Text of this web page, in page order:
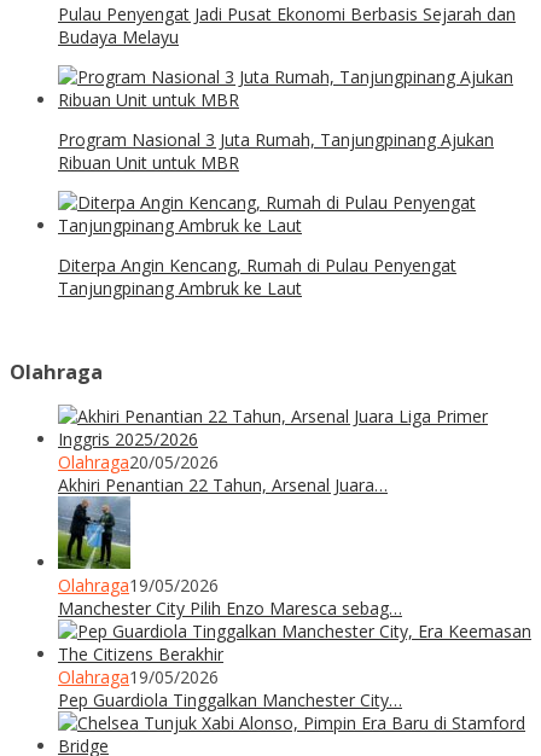
Pulau Penyengat Jadi Pusat Ekonomi Berbasis Sejarah dan
Budaya Melayu
Program Nasional 3 Juta Rumah, Tanjungpinang Ajukan
Ribuan Unit untuk MBR
Diterpa Angin Kencang, Rumah di Pulau Penyengat
Tanjungpinang Ambruk ke Laut
Olahraga
Olahraga20/05/2026
Akhiri Penantian 22 Tahun, Arsenal Juara…
Olahraga19/05/2026
Manchester City Pilih Enzo Maresca sebag…
Olahraga19/05/2026
Pep Guardiola Tinggalkan Manchester City…